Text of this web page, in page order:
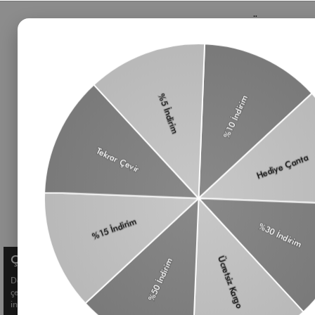
Bizden Haberler
Haberlerimiz, özel tekliflerimiz ve favori stillerimiz
hakkında ilk siz bilgi sahibi olun
Üyelik koşullarını
kişisel verilerimin
korunmasını kabul ediyorum.
Öne
Omuz Çantası
Süet Çanta
Baget Çanta
Çapraz Çanta
Kadın Cüzdan
Aksesuar
Kemer
© Shule. All right reserved.
Çerez Kullanımı
Deneyiminizi geliştirmek ve size kişiselleştirilmiş içerikler sunmak için
çerezler kullanıyoruz. Detaylı bilgi için
Çerez Politikamızı
inceleyebilirsiniz.